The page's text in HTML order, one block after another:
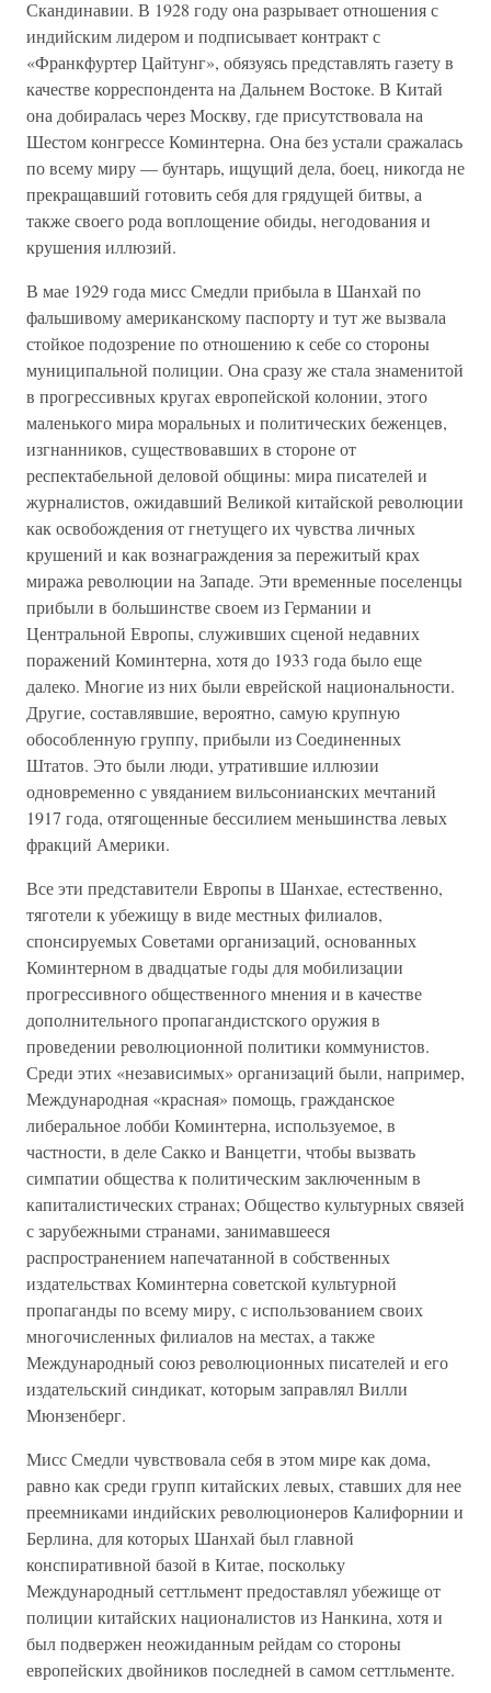
Скандинавии. В 1928 году она разрывает отношения с
индийским лидером и подписывает контракт с
«Франкфуртер Цайтунг», обязуясь представлять газету в
качестве корреспондента на Дальнем Востоке. В Китай
она добиралась через Москву, где присутствовала на
Шестом конгрессе Коминтерна. Она без устали сражалась
по всему миру — бунтарь, ищущий дела, боец, никогда не
прекращавший готовить себя для грядущей битвы, а
также своего рода воплощение обиды, негодования и
крушения иллюзий.
В мае 1929 года мисс Смедли прибыла в Шанхай по
фальшивому американскому паспорту и тут же вызвала
стойкое подозрение по отношению к себе со стороны
муниципальной полиции. Она сразу же стала знаменитой
в прогрессивных кругах европейской колонии, этого
маленького мира моральных и политических беженцев,
изгнанников, существовавших в стороне от
респектабельной деловой общины: мира писателей и
журналистов, ожидавший Великой китайской революции
как освобождения от гнетущего их чувства личных
крушений и как вознаграждения за пережитый крах
миража революции на Западе. Эти временные поселенцы
прибыли в большинстве своем из Германии и
Центральной Европы, служивших сценой недавних
поражений Коминтерна, хотя до 1933 года было еще
далеко. Многие из них были еврейской национальности.
Другие, составлявшие, вероятно, самую крупную
обособленную группу, прибыли из Соединенных
Штатов. Это были люди, утратившие иллюзии
одновременно с увяданием вильсонианских мечтаний
1917 года, отягощенные бессилием меньшинства левых
фракций Америки.
Все эти представители Европы в Шанхае, естественно,
тяготели к убежищу в виде местных филиалов,
спонсируемых Советами организаций, основанных
Коминтерном в двадцатые годы для мобилизации
прогрессивного общественного мнения и в качестве
дополнительного пропагандистского оружия в
проведении революционной политики коммунистов.
Среди этих «независимых» организаций были, например,
Международная «красная» помощь, гражданское
либеральное лобби Коминтерна, используемое, в
частности, в деле Сакко и Ванцетги, чтобы вызвать
симпатии общества к политическим заключенным в
капиталистических странах; Общество культурных связей
с зарубежными странами, занимавшееся
распространением напечатанной в собственных
издательствах Коминтерна советской культурной
пропаганды по всему миру, с использованием своих
многочисленных филиалов на местах, а также
Международный союз революционных писателей и его
издательский синдикат, которым заправлял Вилли
Мюнзенберг.
Мисс Смедли чувствовала себя в этом мире как дома,
равно как среди групп китайских левых, ставших для нее
преемниками индийских революционеров Калифорнии и
Берлина, для которых Шанхай был главной
конспиративной базой в Китае, поскольку
Международный сеттльмент предоставлял убежище от
полиции китайских националистов из Нанкина, хотя и
был подвержен неожиданным рейдам со стороны
европейских двойников последней в самом сеттльменте.